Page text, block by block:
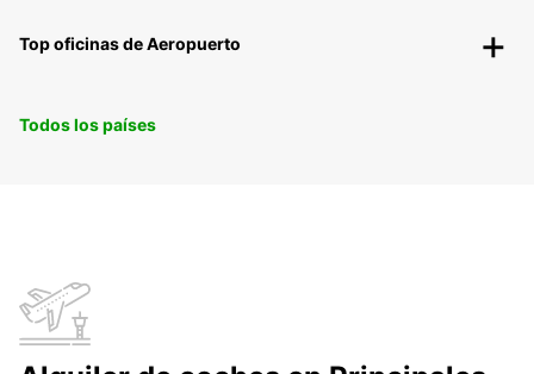
Top oficinas de Aeropuerto
Todos los países